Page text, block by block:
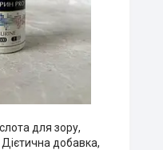
для зору,
добавка,